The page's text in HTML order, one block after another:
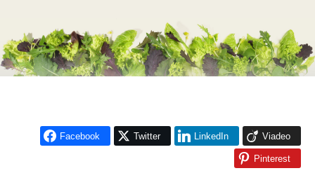
Facebook Twitter LinkedIn Viadeo
Pinterest